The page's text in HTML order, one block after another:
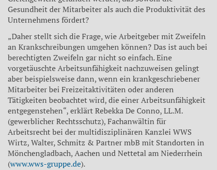
Gesundheit der Mitarbeiter als auch die Produktivität des
Unternehmens fördert?
„Daher stellt sich die Frage, wie Arbeitgeber mit Zweifeln
an Krankschreibungen umgehen können? Das ist auch bei
berechtigten Zweifeln gar nicht so einfach. Eine
vorgetäuschte Arbeitsunfähigkeit nachzuweisen gelingt
aber beispielsweise dann, wenn ein krankgeschriebener
Mitarbeiter bei Freizeitaktivitäten oder anderen
Tätigkeiten beobachtet wird, die einer Arbeitsunfähigkeit
entgegenstehen“, erklärt Rebekka De Conno, LL.M.
(gewerblicher Rechtsschutz), Fachanwältin für
Arbeitsrecht bei der multidisziplinären Kanzlei WWS
Wirtz, Walter, Schmitz & Partner mbB mit Standorten in
Mönchengladbach, Aachen und Nettetal am Niederrhein
(www.wws-gruppe.de).